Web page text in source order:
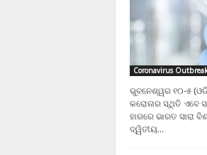
Coronavirus
ଭୁବନେଶ୍ୱର ୧୦-୫
କରୋନାର ସ୍ଥିତି ଏବେ
ହାରରେ ଭାରତ ସାରା
ଦ୍ୱିତୀୟ...